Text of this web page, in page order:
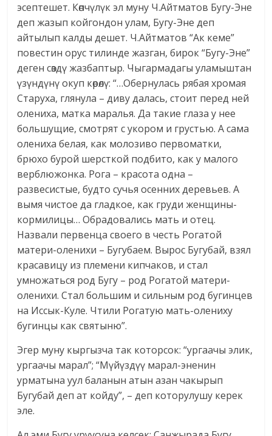
эсептешет. Көпчүлүк эл муну Ч.Айтматов Бугу-Эне
деп жазып койгондон улам, Бугу-Эне деп
айтылып калды дешет. Ч.Айтматов “Ак кеме”
повестин орус тилинде жазган, бирок “Бугу-Эне”
деген сөздү жазбаптыр. Чыгармадагы уламыштан
үзүндүнү окуп көрөлү: “…Обернулась рябая хромая
Старуха, глянула – диву далась, стоит перед ней
олениха, матка маралья. Да такие глаза у нее
большущие, смотрят с укором и грустью. А сама
олениха белая, как молозиво первоматки,
брюхо бурой шерсткой подбито, как у малого
верблюжонка. Рога – красота одна –
развесистые, будто сучья осенних деревьев. А
вымя чистое да гладкое, как груди женщины-
кормилицы… Обрадовались мать и отец.
Назвали первенца своего в честь Рогатой
матери-оленихи – Бугубаем. Вырос Бугубай, взял
красавицу из племени кипчаков, и стал
умножаться род Бугу – род Рогатой матери-
оленихи. Стал большим и сильным род бугинцев
на Иссык-Куле. Чтили Рогатую мать-олениху
бугинцы как святыню”.
Эгер муну кыргызча так которсок: “ургаачы элик,
ургаачы марал”; “Мүйүздүү марал-эненин
урматына уул баланын атын азан чакырып
Бугубай деп ат койду”, – деп которулушу керек
эле.